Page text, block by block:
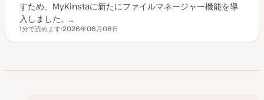
すため、MyKinstaに新たにファイルマネージャー機能を導
入しました。…
読むのにかかる時間
1分で読めます
新
2026年06月08日